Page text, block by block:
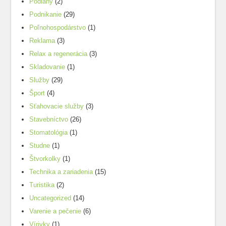
Podnikanie (29)
Poľnohospodárstvo (1)
Reklama(3)
Relax a regenerácia(3)
Skladovanie (1)
Služby (29)
Šport (4)
Sťahovacie služby (3)
Stavebníctvo (26)
Stomatológia(1)
Studne (1)
Štvorkolky (1)
Technika a zariadenia(15)
Turistika(2)
Uncategorized (14)
Varenie a pečenie (6)
Vírivky (1)